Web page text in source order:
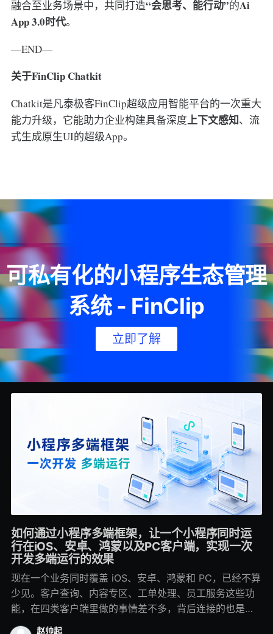
融合至业务场景中，共同打造“会思考、能行动”的Ai
App 3.0时代。
—END—
关于FinClip Chatkit
Chatkit是凡泰极客FinClip超级应用智能平台的一次重大
能力升级，它能助力企业构建具备深度上下文感知、流
式生成原生UI的超级App。
可私有化的小程序生态管理
系统 - FinClip
立即了解
如何通过小程序多端框架，让一个小程序同时运
行在iOS、安卓、鸿蒙以及PC客户端，实现一次
开发多端运行的效果
现在一个业务同时覆盖 iOS、安卓、鸿蒙和 PC，已经不算
少见。客户查询、内容专区、工单处理、员工服务这些功
能，在四类客户端里做的事情差不多，背后连接的也是同
一套业务系统，但开发时经常会落进四个工程：移动端各
赵帅起